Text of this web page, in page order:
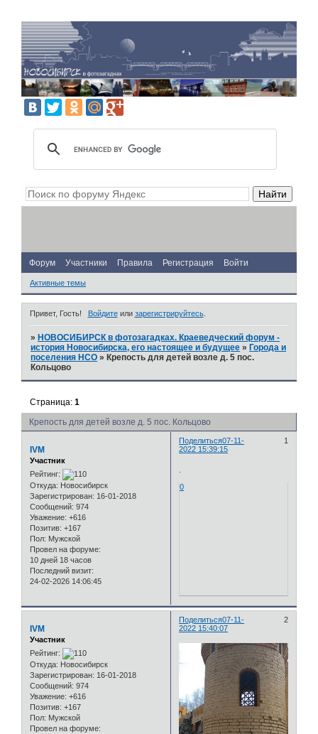
Форум Участники Правила Регистрация Войти
Активные темы
Привет, Гость! Войдитеили зарегистрируйтесь.
» НОВОСИБИРСК в фотозагадках. Краеведческий форум -
история Новосибирска, его настоящее и будущее » Города и
поселения НСО » Крепость для детей возле д. 5 пос.
Кольцово
Крепость для детей возле д. 5 пос. Кольцово
Страница:1
Поделиться 1
07-11-
2022 15:39:15
IVM
Участник
Рейтинг:
Откуда: Новосибирск
Зарегистрирован: 16-01-2018
Сообщений: 974
Уважение: +616
Позитив: +167
Пол: Мужской
Провел на форуме:
10 дней 18 часов
Последний визит:
24-02-2026 14:06:45
0
Поделиться 2
07-11-
2022 15:40:07
IVM
Участник
Рейтинг:
Откуда: Новосибирск
Зарегистрирован: 16-01-2018
Сообщений: 974
Уважение: +616
Позитив: +167
Пол: Мужской
Провел на форуме: